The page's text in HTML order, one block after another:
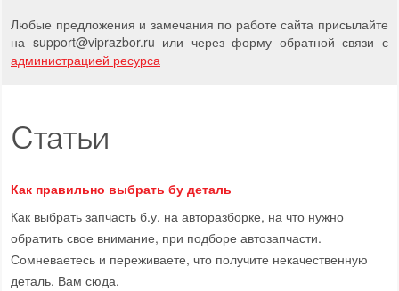
Любые предложения и замечания по работе сайта присылайте
на support@viprazbor.ru или через форму обратной связи с
администрацией ресурса
Статьи
Как правильно выбрать бу деталь
Как выбрать запчасть б.у. на авторазборке, на что нужно
обратить свое внимание, при подборе автозапчасти.
Сомневаетесь и переживаете, что получите некачественную
деталь. Вам сюда.